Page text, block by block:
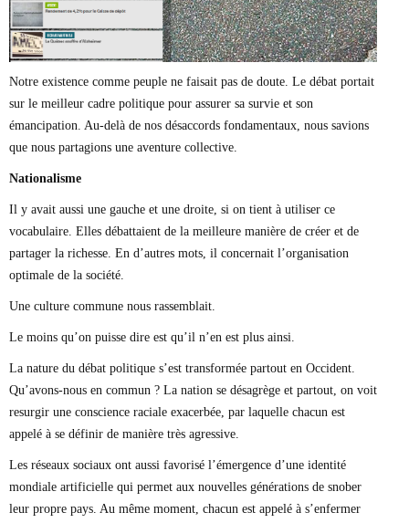
Notre existence comme peuple ne faisait pas de doute. Le débat portait
sur le meilleur cadre politique pour assurer sa survie et son
émancipation. Au-delà de nos désaccords fondamentaux, nous savions
que nous partagions une aventure collective.
Nationalisme
Il y avait aussi une gauche et une droite, si on tient à utiliser ce
vocabulaire. Elles débattaient de la meilleure manière de créer et de
partager la richesse. En d’autres mots, il concernait l’organisation
optimale de la société.
Une culture commune nous rassemblait.
Le moins qu’on puisse dire est qu’il n’en est plus ainsi.
La nature du débat politique s’est transformée partout en Occident.
Qu’avons-nous en commun ? La nation se désagrège et partout, on voit
resurgir une conscience raciale exacerbée, par laquelle chacun est
appelé à se définir de manière très agressive.
Les réseaux sociaux ont aussi favorisé l’émergence d’une identité
mondiale artificielle qui permet aux nouvelles générations de snober
leur propre pays. Au même moment, chacun est appelé à s’enfermer